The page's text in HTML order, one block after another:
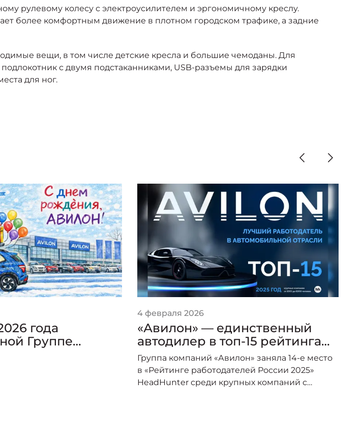
рулевому колесу с электроусилителем и эргономичному креслу.
более комфортным движение в плотном городском трафике, а задние
вещи, в том числе детские кресла и большие чемоданы. Для
с двумя подстаканниками, USB-разъемы для зарядки
для ног.
года
Группе
4 февраля 2026
«Авилон» — единственный
автодилер в топ-15 рейтинга
работодателей России среди
крупных компаний
Группа компаний «Авилон» заняла 14-е место
в «Рейтинге работодателей России 2025»
HeadHunter среди крупных компаний с